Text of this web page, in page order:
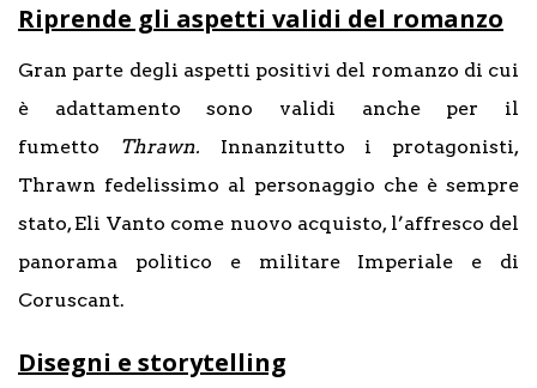
Riprende gli aspetti validi del romanzo
Gran parte degli aspetti positivi del romanzo di cui
è adattamento sono validi anche per il
fumetto
Thrawn. Innanzitutto i protagonisti,
Thrawn fedelissimo al personaggio che è sempre
stato, Eli Vanto come nuovo acquisto, l’affresco del
panorama politico e militare Imperiale e di
Coruscant.
Disegni e storytelling